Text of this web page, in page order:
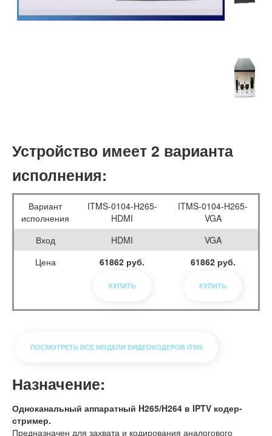
Устройство имеет 2 варианта
исполнения:
Вариант
исполнения
ITMS-0104-H265-
HDMI
ITMS-0104-H265-
VGA
Вход
HDMI
VGA
Цена
61862 руб.
КУПИТЬ
61862 руб.
КУПИТЬ
ПОСМОТРЕТЬ ВСЕ МОДЕЛИ ВИДЕОКОДЕРОВ ITMS
Назначение:
Одноканальный аппаратный H265/H264 в IPTV кодер-
стример.
Предназначен для захвата и кодирования аналогового